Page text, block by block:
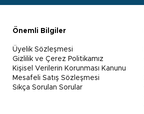
Önemli Bilgiler
Üyelik Sözleşmesi
Gizlilik ve Çerez Politikamız
Kişisel Verilerin Korunması Kanunu
Mesafeli Satış Sözleşmesi
Sıkça Sorulan Sorular